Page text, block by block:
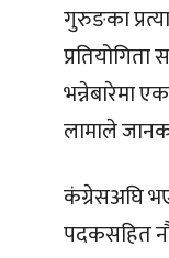
गुरुङका
भन्नेबारेमा
लामाले
कंग्रेसअघि
पदकसहित